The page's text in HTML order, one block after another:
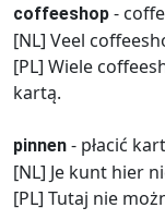
coffeeshop -
[NL] Veel
[PL] Wiele
kartą.
pinnen - płacić
[NL] Je kunt hier
[PL] Tutaj nie